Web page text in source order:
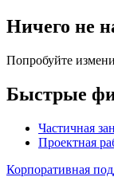
Ничего не
Попробуйте
Быстрые
Частичная
Проектная
Корпоративная